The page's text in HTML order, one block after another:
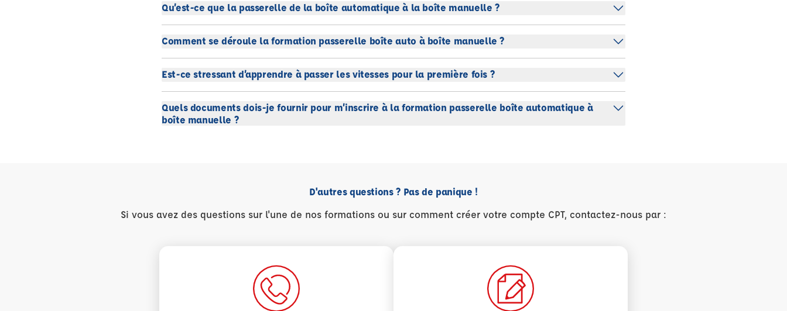
Qu’est-ce que la passerelle de la boîte automatique à la boîte manuelle ?
Comment se déroule la formation passerelle boîte auto à boîte manuelle ?
Est-ce stressant d’apprendre à passer les vitesses pour la première fois ?
Quels documents dois-je fournir pour m’inscrire à la formation passerelle boîte automatique à
boîte manuelle ?
D'autres questions ? Pas de panique !
Si vous avez des questions sur l'une de nos formations ou sur comment créer votre compte CPT, contactez-nous par :